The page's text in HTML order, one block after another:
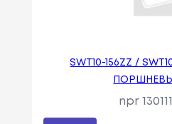
SWT10-156ZZ /
npr